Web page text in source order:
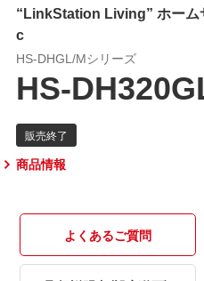
“LinkStation Living” ホー
c
HS-DHGL/Mシリーズ
HS-
商品情報
よくあるご質問